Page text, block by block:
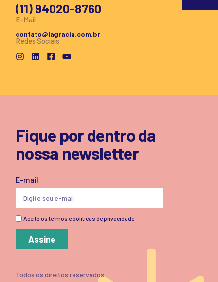
(11) 94020-8760
E-Mail
contato@lagracia.com.br
Redes Sociais
Fique por dentro da
nossa newsletter
E-mail
Aceito os termos e políticas de privacidade
Assine
Todos os direitos reservados.